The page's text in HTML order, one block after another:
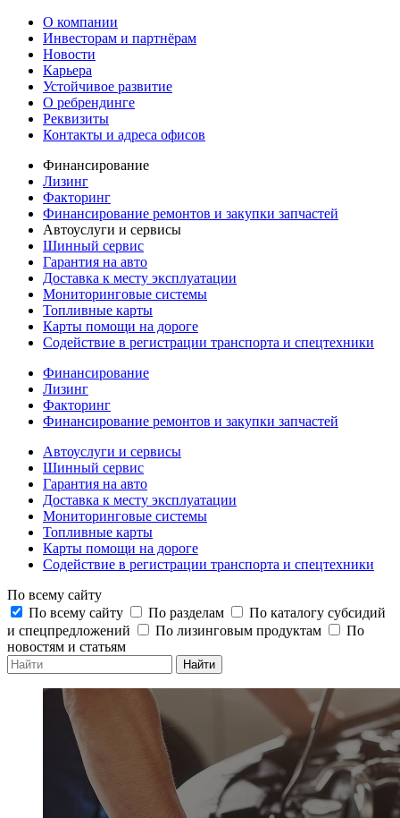
О компании
Инвесторам и партнёрам
Новости
Карьера
Устойчивое развитие
О ребрендинге
Реквизиты
Контакты и адреса офисов
Финансирование
Лизинг
Факторинг
Финансирование ремонтов и закупки запчастей
Автоуслуги и сервисы
Шинный сервис
Гарантия на авто
Доставка к месту эксплуатации
Мониторинговые системы
Топливные карты
Карты помощи на дороге
Содействие в регистрации транспорта и спецтехники
Финансирование
Лизинг
Факторинг
Финансирование ремонтов и закупки запчастей
Автоуслуги и сервисы
Шинный сервис
Гарантия на авто
Доставка к месту эксплуатации
Мониторинговые системы
Топливные карты
Карты помощи на дороге
Содействие в регистрации транспорта и спецтехники
По всему сайту
По всему сайту
По разделам
По каталогу субсидий
и спецпредложений
По лизинговым продуктам
По
новостям и статьям
Найти